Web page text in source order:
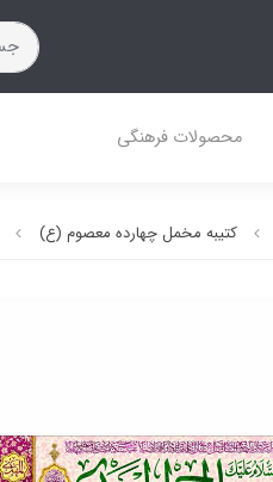
محصولات فرهنگی
کتیبه مخمل چهارده معصوم (ع)